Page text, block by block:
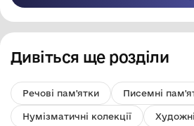
Дивіться ще розділи
Речові пам'ятки Писемні
Нумізматичні колекції